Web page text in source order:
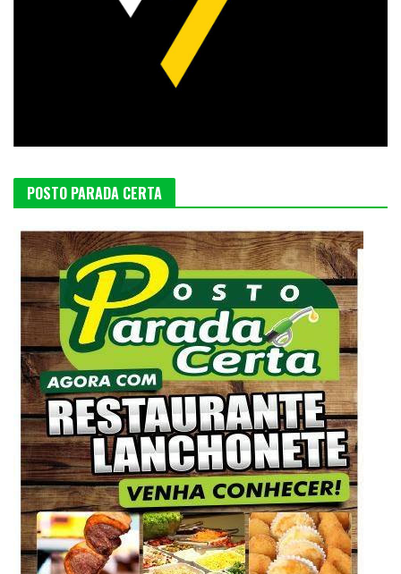
POSTO PARADA CERTA